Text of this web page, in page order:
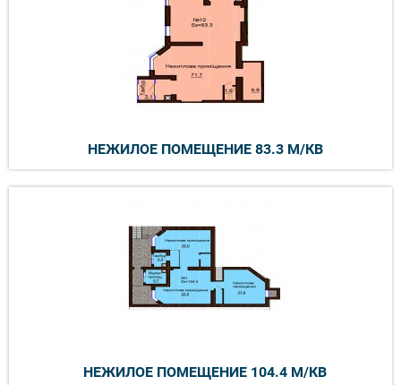
НЕЖИЛОЕ ПОМЕЩЕНИЕ 83.3 М/КВ
НЕЖИЛОЕ ПОМЕЩЕНИЕ 104.4 М/КВ